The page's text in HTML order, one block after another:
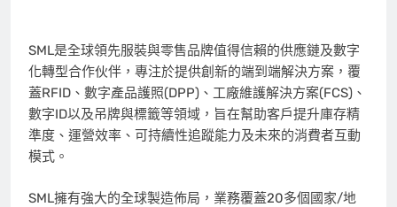
SML是全球領先服裝與零售品牌值得信賴的供應鏈及數字
化轉型合作伙伴，專注於提供創新的端到端解決方案，覆
蓋RFID、數字產品護照(DPP)、工廠維護解決方案(FCS)、
數字ID以及吊牌與標籤等領域，旨在幫助客戶提升庫存精
準度、運營效率、可持續性追蹤能力及未來的消費者互動
模式。
SML擁有強大的全球製造佈局，業務覆蓋20多個國家/地